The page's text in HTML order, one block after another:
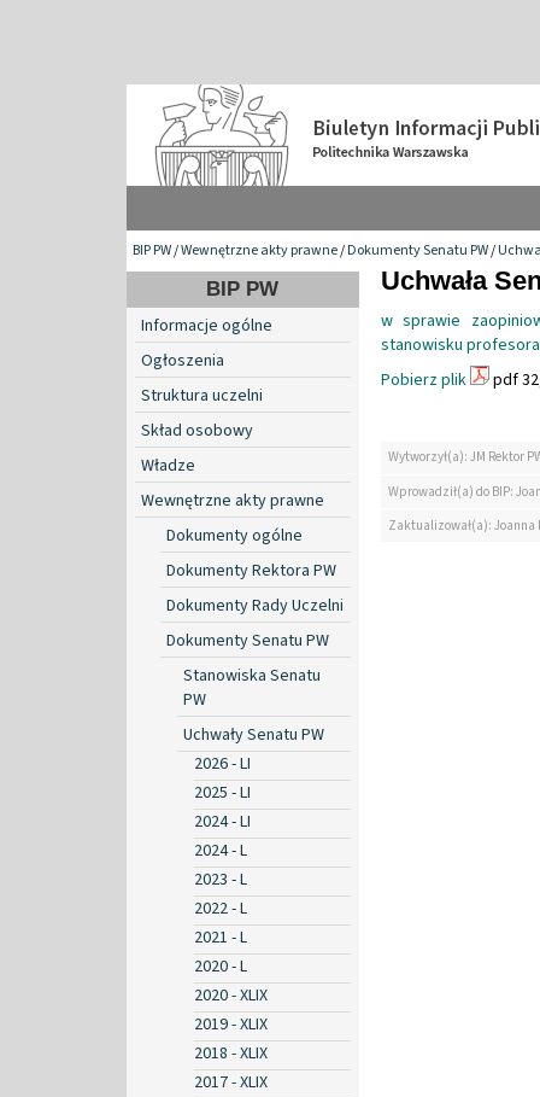
BIP PW/Wewnętrzne akty prawne/Dokumenty Senatu PW/
BIP PW
Informacje ogólne
Ogłoszenia
Struktura uczelni
Skład osobowy
Władze
Wewnętrzne akty prawne
Dokumenty ogólne
Dokumenty Rektora PW
Dokumenty Rady Uczelni
Dokumenty Senatu PW
Stanowiska Senatu
PW
Uchwały Senatu PW
2026 - LI
2025 - LI
2024 - LI
2024 - L
2023 - L
2022 - L
2021 - L
2020 - L
2020 - XLIX
2019 - XLIX
2018 - XLIX
2017 - XLIX
Uchwała
w sprawie
stanowisku
Pobierz plik
pdf
Wytworzył(a): JM Rektor
Wprowadził(a) do BIP:
Zaktualizował(a):